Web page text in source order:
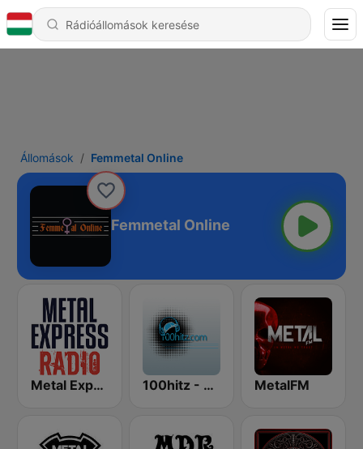
Állomások Femmetal Online
Femmetal Online
Metal Express 100hitz - Metal MetalFM